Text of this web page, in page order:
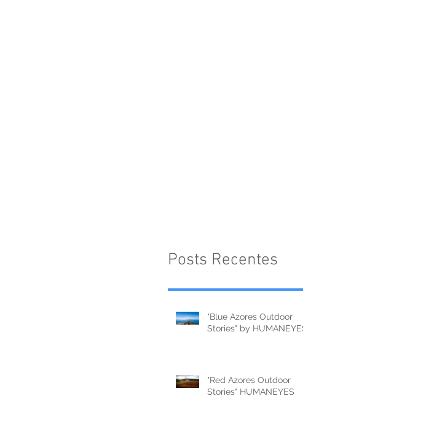
Posts Recentes
"Blue Azores Outdoor
Stories" by HUMANEYES
"Red Azores Outdoor
Stories" HUMANEYES